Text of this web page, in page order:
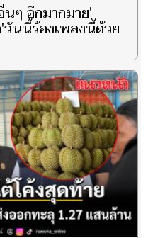
ๆ อีกมากมาย'
นนี้ร้องเพลงนี้ด้วย